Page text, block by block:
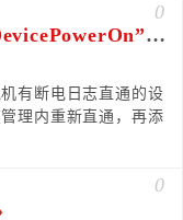
0
ESXi: fedora 模块“DevicePowerOn”打开电源失败。
有断电日志直通的设
理内重新直通，再添
0